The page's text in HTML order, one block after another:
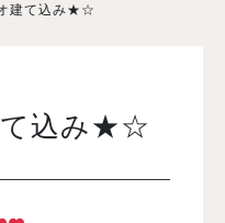
建て込み★☆
込み★☆